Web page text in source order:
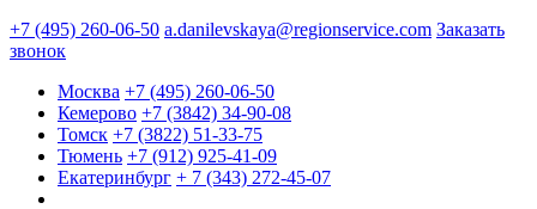
+7 (495) 260-06-50 a.danilevskaya@regionservice.com Заказать
звонок
Москва +7 (495) 260-06-50
Кемерово +7 (3842) 34-90-08
Томск +7 (3822) 51-33-75
Тюмень +7 (912) 925-41-09
Екатеринбург + 7 (343) 272-45-07